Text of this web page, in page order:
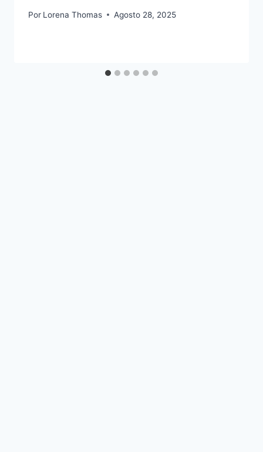
Por Lorena Thomas Agosto 28, 2025